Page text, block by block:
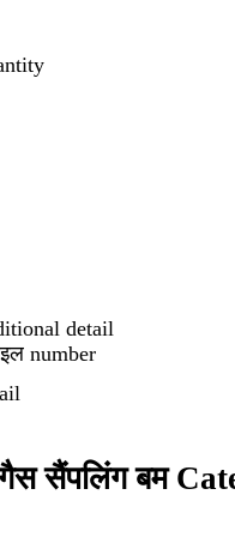
detail
number
सैंपलिंग बम